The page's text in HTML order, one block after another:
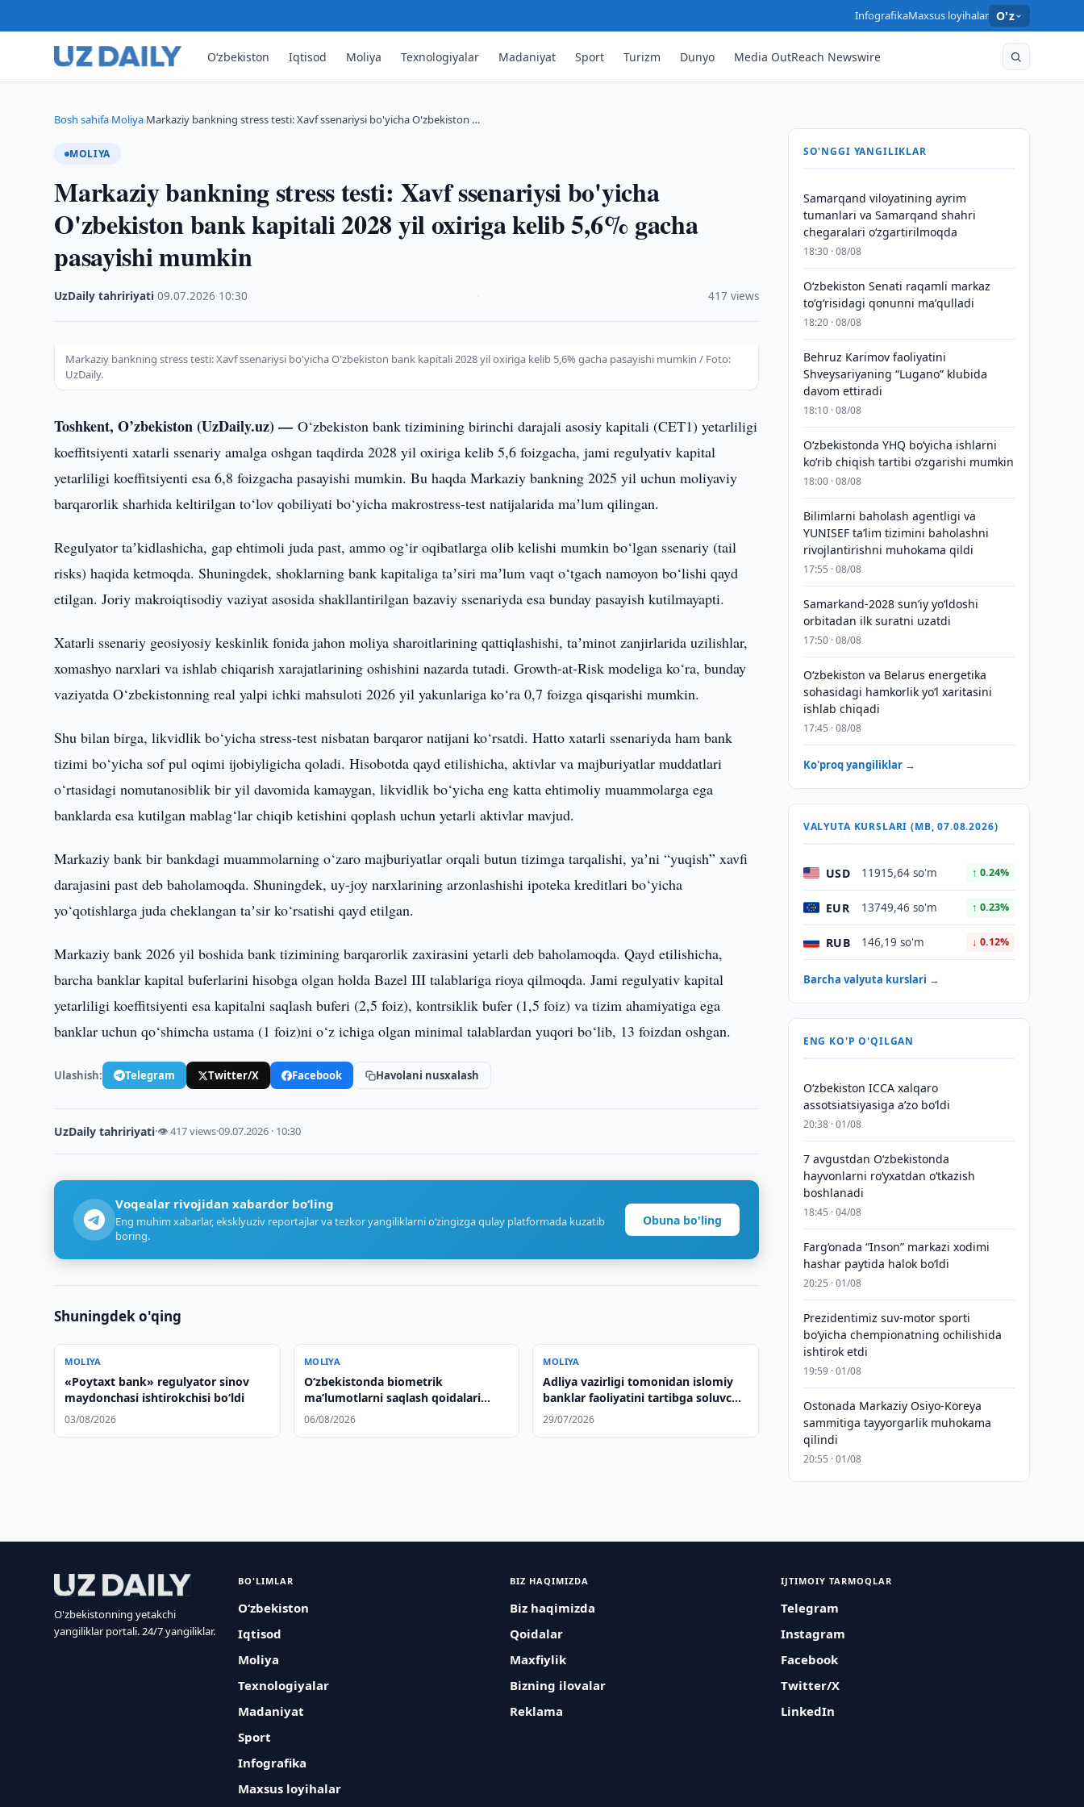
InfografikaMaxsus loyihalar O'z
O‘zbekiston Iqtisod Moliya Texnologiyalar Madaniyat Sport Turizm Dunyo Media OutReach Newswire
Bosh sahifa›Moliya›Markaziy bankning stress testi: Xavf ssenariysi bo'yicha O'zbekiston …
MOLIYA
Markaziy bankning stress testi: Xavf ssenariysi bo'yicha
O'zbekiston bank kapitali 2028 yil oxiriga kelib 5,6% gacha
pasayishi mumkin
UzDaily tahririyati ·09.07.2026 10:30 417 views
Markaziy bankning stress testi: Xavf ssenariysi bo'yicha O'zbekiston bank kapitali 2028 yil oxiriga kelib 5,6% gacha pasayishi mumkin / Foto:
UzDaily.
Toshkent, O’zbekiston (UzDaily.uz) —O‘zbekiston bank tizimining birinchi darajali asosiy kapitali (CET1) yetarliligi
koeffitsiyenti xatarli ssenariy amalga oshgan taqdirda 2028 yil oxiriga kelib 5,6 foizgacha, jami regulyativ kapital
yetarliligi koeffitsiyenti esa 6,8 foizgacha pasayishi mumkin. Bu haqda Markaziy bankning 2025 yil uchun moliyaviy
barqarorlik sharhida keltirilgan to‘lov qobiliyati bo‘yicha makrostress-test natijalarida maʼlum qilingan.
Regulyator taʼkidlashicha, gap ehtimoli juda past, ammo og‘ir oqibatlarga olib kelishi mumkin bo‘lgan ssenariy (tail
risks) haqida ketmoqda. Shuningdek, shoklarning bank kapitaliga taʼsiri maʼlum vaqt o‘tgach namoyon bo‘lishi qayd
etilgan. Joriy makroiqtisodiy vaziyat asosida shakllantirilgan bazaviy ssenariyda esa bunday pasayish kutilmayapti.
Xatarli ssenariy geosiyosiy keskinlik fonida jahon moliya sharoitlarining qattiqlashishi, taʼminot zanjirlarida uzilishlar,
xomashyo narxlari va ishlab chiqarish xarajatlarining oshishini nazarda tutadi. Growth-at-Risk modeliga ko‘ra, bunday
vaziyatda O‘zbekistonning real yalpi ichki mahsuloti 2026 yil yakunlariga ko‘ra 0,7 foizga qisqarishi mumkin.
Shu bilan birga, likvidlik bo‘yicha stress-test nisbatan barqaror natijani ko‘rsatdi. Hatto xatarli ssenariyda ham bank
tizimi bo‘yicha sof pul oqimi ijobiyligicha qoladi. Hisobotda qayd etilishicha, aktivlar va majburiyatlar muddatlari
o‘rtasidagi nomutanosiblik bir yil davomida kamaygan, likvidlik bo‘yicha eng katta ehtimoliy muammolarga ega
banklarda esa kutilgan mablag‘lar chiqib ketishini qoplash uchun yetarli aktivlar mavjud.
Markaziy bank bir bankdagi muammolarning o‘zaro majburiyatlar orqali butun tizimga tarqalishi, yaʼni “yuqish” xavfi
darajasini past deb baholamoqda. Shuningdek, uy-joy narxlarining arzonlashishi ipoteka kreditlari bo‘yicha
yo‘qotishlarga juda cheklangan taʼsir ko‘rsatishi qayd etilgan.
Markaziy bank 2026 yil boshida bank tizimining barqarorlik zaxirasini yetarli deb baholamoqda. Qayd etilishicha,
barcha banklar kapital buferlarini hisobga olgan holda Bazel III talablariga rioya qilmoqda. Jami regulyativ kapital
yetarliligi koeffitsiyenti esa kapitalni saqlash buferi (2,5 foiz), kontrsiklik bufer (1,5 foiz) va tizim ahamiyatiga ega
banklar uchun qo‘shimcha ustama (1 foiz)ni o‘z ichiga olgan minimal talablardan yuqori bo‘lib, 13 foizdan oshgan.
Ulashish: Telegram Twitter/X Facebook Havolani nusxalash
UzDaily tahririyati·👁 417 views·09.07.2026 · 10:30
Voqealar rivojidan xabardor bo‘ling
Eng muhim xabarlar, eksklyuziv reportajlar va tezkor yangiliklarni o‘zingizga qulay platformada kuzatib
boring.
Obuna bo'ling
Shuningdek o'qing
MOLIYA
«Poytaxt bank» regulyator sinov
maydonchasi ishtirokchisi bo‘ldi
03/08/2026
MOLIYA
O‘zbekistonda biometrik
maʼlumotlarni saqlash qoidalari
kuchaytirildi
06/08/2026
MOLIYA
Adliya vazirligi tomonidan islomiy
banklar faoliyatini tartibga soluvchi
normativ-huquqiy hujjatlar davlat
29/07/2026
SO'NGGI YANGILIKLAR
Samarqand viloyatining ayrim
tumanlari va Samarqand shahri
chegaralari oʻzgartirilmoqda
18:30 · 08/08
Oʻzbekiston Senati raqamli markaz
toʻgʻrisidagi qonunni maʼqulladi
18:20 · 08/08
Behruz Karimov faoliyatini
Shveysariyaning “Lugano” klubida
davom ettiradi
18:10 · 08/08
O‘zbekistonda YHQ bo‘yicha ishlarni
ko‘rib chiqish tartibi o‘zgarishi mumkin
18:00 · 08/08
Bilimlarni baholash agentligi va
YUNISEF taʼlim tizimini baholashni
rivojlantirishni muhokama qildi
17:55 · 08/08
Samarkand-2028 sunʼiy yo‘ldoshi
orbitadan ilk suratni uzatdi
17:50 · 08/08
Oʻzbekiston va Belarus energetika
sohasidagi hamkorlik yoʻl xaritasini
ishlab chiqadi
17:45 · 08/08
Ko'proq yangiliklar →
VALYUTA KURSLARI (MB, 07.08.2026)
USD 11915,64 so'm ↑ 0.24%
EUR 13749,46 so'm ↑ 0.23%
RUB 146,19 so'm ↓ 0.12%
Barcha valyuta kurslari →
ENG KO'P O'QILGAN
O‘zbekiston ICCA xalqaro
assotsiatsiyasiga aʼzo bo‘ldi
20:38 · 01/08
7 avgustdan O‘zbekistonda
hayvonlarni ro‘yxatdan o‘tkazish
boshlanadi
18:45 · 04/08
Farg‘onada “Inson” markazi xodimi
hashar paytida halok bo‘ldi
20:25 · 01/08
Prezidentimiz suv-motor sporti
bo‘yicha chempionatning ochilishida
ishtirok etdi
19:59 · 01/08
Ostonada Markaziy Osiyo-Koreya
sammitiga tayyorgarlik muhokama
qilindi
20:55 · 01/08
O'zbekistonning yetakchi
yangiliklar portali. 24/7 yangiliklar.
BO'LIMLAR
O‘zbekiston
Iqtisod
Moliya
Texnologiyalar
Madaniyat
Sport
Infografika
Maxsus loyihalar
BIZ HAQIMIZDA
Biz haqimizda
Qoidalar
Maxfiylik
Bizning ilovalar
Reklama
IJTIMOIY TARMOQLAR
Telegram
Instagram
Facebook
Twitter/X
LinkedIn